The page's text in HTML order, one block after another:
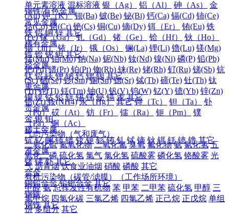
单元素溶液 混标溶液 银（Ag） 铝（Al） 砷（As）
金
(Au) 钾（K） 钡(Ba) 铍(Be) 铋(Bi) 钙(Ca) 镉(Cd) 铈(Ce)
钴(Co) 铬(Cr) 铯(Cs) 铜(Cu) 镝(Dy) 铒（Er） 铕(Eu) 铁
(Fe) 镓（Ga） 钆（Gd） 锗（Ge） 铪（Hf）
钬（Ho）
铟（In） 铱（Ir） 锇（Os） 镧(La) 锂(Li) 镥(Lu) 镁(Mg)
锰(Mn) 钼(Mo) 钠(Na) 铌(Nb) 钕(Nd) 镍(Ni) 磷(P) 铅(Pb)
钯(Pd) 镨(Pr) 铂(Pt) 铷(Rb) 铼(Re) 铑(Rh) 钌(Ru) 锑(Sb) 钪
(Sc) 硒(Se) 钐(Sm) 锡(Sn) 锶(Sr) 铽(Tb) 碲(Te) 钍(Th) 钛
(Ti) 铊(Tl) 铥(Tm) 铀(U) 钒(V) 钨(W) 钇(Y) 镱(Yb) 锌(Zn)
锆(Zr) 铵(NH4) 汞（Hg） 其它 锝（Tc） 钽（Ta）
钋
（Po） 砹（At） 钫（Fr） 镭（Ra） 钷（Pm）
镤
（Pa） 锕（Ac）
气态污染物（气和废气）
二氧化硫 氮氧化物 二氧化氮 臭氧 氟化物 氨 氰化氢 五
氧化二磷 硫化氢 氯气 氯化氢 硫酸雾 磷化氢 铬酸雾 光
气 沥青烟 饮食业油烟 硝酸 磷酸 其它
有机污染物（碳管/滤膜）（工作场所环境）
甲醛 氨 总挥发性有机物 苯 甲苯 二甲苯 硫化氢 甲醇 三
氯甲烷 四氯化碳 三氯乙烯 四氯乙烯 正己烷 正戊烷 单组
份 多组分 其它
钢铁/有色金属
常见金属
铁 铝 铜 锌 其它
稀有金属
锆 铪 铌 钽 其它
轻金属
钛 铝 镁 钾 钠 钙 锶 钡 其它
重金属
铜 镍 钴 铅 锌 锡 锑 铋 镉 汞 其它
贵金属
金 银 铂
稀土金属
钪 钇 镧 铈 镨 钕 钷 钐 铕 钆 铽 镝 钬 铒 铥 镱 镥 其它
准金属
锗 锑 钋 其它
合金
铜铅合金 铅钯合金 其它
钢铁
钢铁 其它